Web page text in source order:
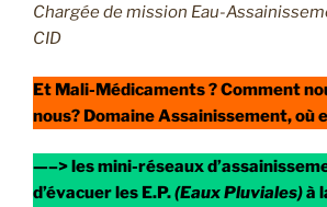
Chargée de mission Eau-
CID
Et Mali-Médicaments ? Comment
nous? Domaine Assainissement, où
—–> les mini-réseaux
d’évacuer les E.P.(Eaux Pluviales)à